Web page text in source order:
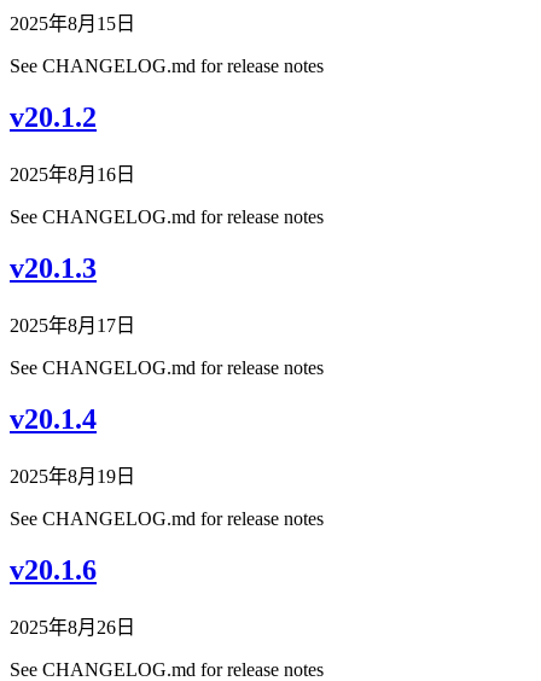
2025年8月15日
See CHANGELOG.md for release notes
v20.1.2
2025年8月16日
See CHANGELOG.md for release notes
v20.1.3
2025年8月17日
See CHANGELOG.md for release notes
v20.1.4
2025年8月19日
See CHANGELOG.md for release notes
v20.1.6
2025年8月26日
See CHANGELOG.md for release notes